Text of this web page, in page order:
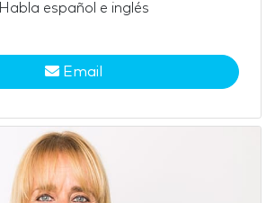
Habla español e inglés
Email